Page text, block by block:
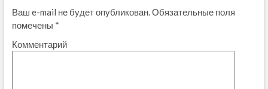
Ваш e-mail не будет опубликован.Обязательные поля
помечены *
Комментарий